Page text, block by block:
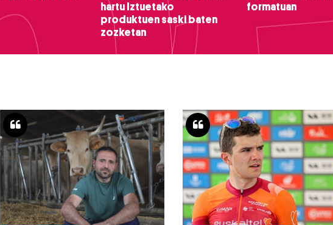
hartu Iztuetako
produktuen saski baten
zozketan
formatuan